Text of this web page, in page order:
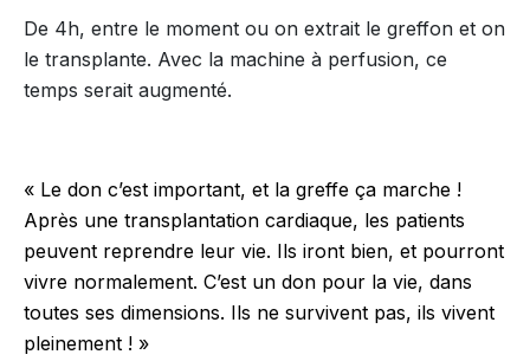
De 4h, entre le moment ou on extrait le greffon et on
le transplante. Avec la machine à perfusion, ce
temps serait augmenté.
« Le don c’est important, et la greffe ça marche !
Après une transplantation cardiaque, les patients
peuvent reprendre leur vie. Ils iront bien, et pourront
vivre normalement. C’est un don pour la vie, dans
toutes ses dimensions. Ils ne survivent pas, ils vivent
pleinement ! »